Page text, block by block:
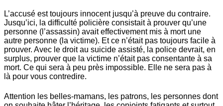
L’accusé est toujours innocent jusqu’à preuve du contraire.
Jusqu’ici, la difficulté policière consistait à prouver qu’une
personne (l’assassin) avait effectivement mis à mort une
autre personne (la victime). Et ce n’était pas toujours facile à
prouver. Avec le droit au suicide assisté, la police devrait, en
surplus, prouver que la victime n’était pas consentante à sa
mort. Ce qui sera à peu près impossible. Elle ne sera pas à
là pour vous contredire.
Attention les belles-mamans, les patrons, les personnes dont